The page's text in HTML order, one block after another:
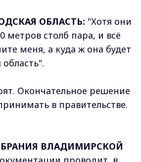
ОБЛАСТЬ: "Хотя они
метров столб пара, и всё
меня, а куда ж она будет
Окончательное решение
в правительстве.
ВЛАДИМИРСКОЙ